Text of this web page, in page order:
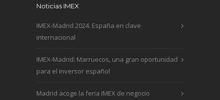
Noticias IMEX
IMEX-Madrid 2024. España en clave
internacional
IMEX-Madrid: Marruecos, una gran oportunidad
para el inversor español
Madrid acoge la feria IMEX de negocio